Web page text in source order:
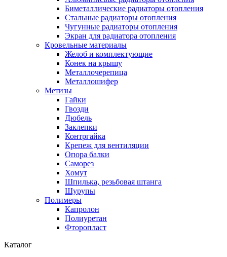
Биметаллические радиаторы отопления
Стальные радиаторы отопления
Чугунные радиаторы отопления
Экран для радиатора отопления
Кровельные материалы
Желоб и комплектующие
Конек на крышу
Металлочерепица
Металлошифер
Метизы
Гайки
Гвозди
Дюбель
Заклепки
Контргайка
Крепеж для вентиляции
Опора балки
Саморез
Хомут
Шпилька, резьбовая штанга
Шурупы
Полимеры
Капролон
Полиуретан
Фторопласт
Каталог